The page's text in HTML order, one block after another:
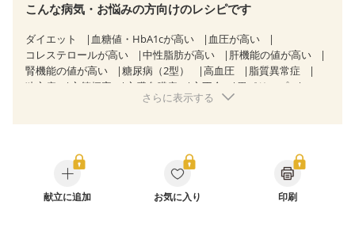
こんな病気・お悩みの方向けのレシピです
ダイエット 血糖値・HbA1cが高い
血圧が高い
コレステロールが高い
中性脂肪が高い
肝機能の値が高い
腎機能の値が高い
糖尿病（2型） 高血圧
脂質異常症
狭心症
心筋梗塞 心臓弁膜症 心不全
胃ポリープ
慢性膵炎（移行期・寛解期）
CKD（ステージ３a）
CKD（ステージ３b）
乳がん（抗がん剤治療中）
乳がん（ホルモン療法中）
乳がん（放射線治療中）
さらに表示する
献立に追加 お気に入り 印刷